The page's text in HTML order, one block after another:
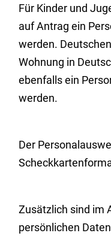
Für Kinder und
auf Antrag ein
werden.
Wohnung in
ebenfalls ein
werden.
Der
Zusätzlich sind im
persönlichen